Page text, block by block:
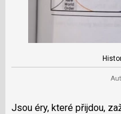
Jsou éry, které přijdou,